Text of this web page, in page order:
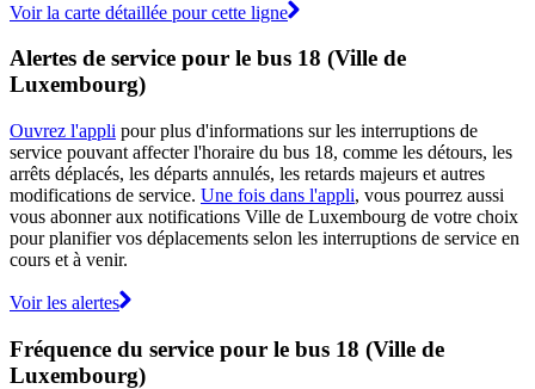
Voir la carte détaillée pour cette ligne
Alertes de service pour le bus 18 (Ville de
Luxembourg)
Ouvrez l'appli pour plus d'informations sur les interruptions de
service pouvant affecter l'horaire du bus 18, comme les détours, les
arrêts déplacés, les départs annulés, les retards majeurs et autres
modifications de service. Une fois dans l'appli, vous pourrez aussi
vous abonner aux notifications Ville de Luxembourg de votre choix
pour planifier vos déplacements selon les interruptions de service en
cours et à venir.
Voir les alertes
Fréquence du service pour le bus 18 (Ville de
Luxembourg)